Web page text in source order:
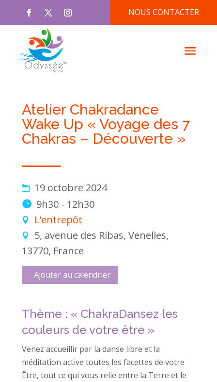
NOUS CONTACTER
Atelier Chakradance
Wake Up « Voyage des 7
Chakras – Découverte »
19 octobre 2024
9h30 - 12h30
L’entrepôt
5, avenue des Ribas, Venelles,
13770, France
Ajouter au calendrier
Thème : « ChakraDansez les
couleurs de votre être »
Venez accueillir par la danse libre et la
méditation active toutes les facettes de votre
Être, tout ce qui vous relie entre la Terre et le